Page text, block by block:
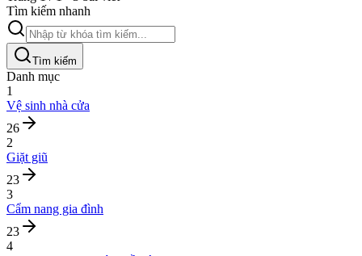
Tìm kiếm nhanh
Tìm kiếm
Danh mục
1
Vệ sinh nhà cửa
26
2
Giặt giũ
23
3
Cẩm nang gia đình
23
4